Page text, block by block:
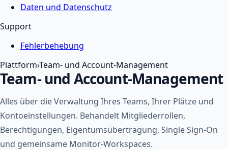
Daten und Datenschutz
Support
Fehlerbehebung
Plattform›Team- und Account-Management
Team- und Account-Management
Alles über die Verwaltung Ihres Teams, Ihrer Plätze und
Kontoeinstellungen. Behandelt Mitgliederrollen,
Berechtigungen, Eigentumsübertragung, Single Sign-On
und gemeinsame Monitor-Workspaces.